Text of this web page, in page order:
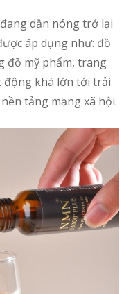
dần nóng trở lại
áp dụng như: đồ
đồ mỹ phẩm, trang
động khá lớn tới trải
tảng mạng xã hội.